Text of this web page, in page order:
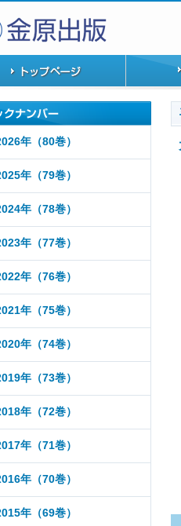
年（80巻）
年（79巻）
年（78巻）
年（77巻）
年（76巻）
年（75巻）
年（74巻）
年（73巻）
年（72巻）
年（71巻）
年（70巻）
年（69巻）